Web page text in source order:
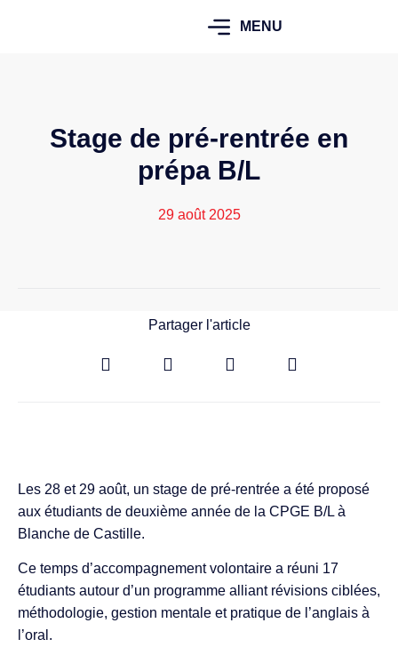
MENU
Stage de pré-rentrée en
prépa B/L
29 août 2025
Partager l'article
Les 28 et 29 août, un stage de pré-rentrée a été proposé
aux étudiants de deuxième année de la CPGE B/L à
Blanche de Castille.
Ce temps d’accompagnement volontaire a réuni 17
étudiants autour d’un programme alliant révisions ciblées,
méthodologie, gestion mentale et pratique de l’anglais à
l’oral.